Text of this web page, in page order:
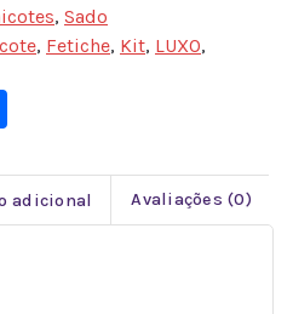
, Sado
, Fetiche, Kit, LUXO,
adicional Avaliações (0)